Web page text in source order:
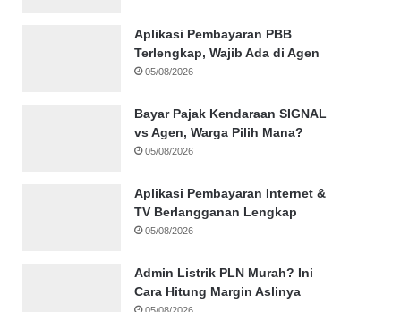
Aplikasi Pembayaran PBB
Terlengkap, Wajib Ada di Agen
05/08/2026
Bayar Pajak Kendaraan SIGNAL
vs Agen, Warga Pilih Mana?
05/08/2026
Aplikasi Pembayaran Internet &
TV Berlangganan Lengkap
05/08/2026
Admin Listrik PLN Murah? Ini
Cara Hitung Margin Aslinya